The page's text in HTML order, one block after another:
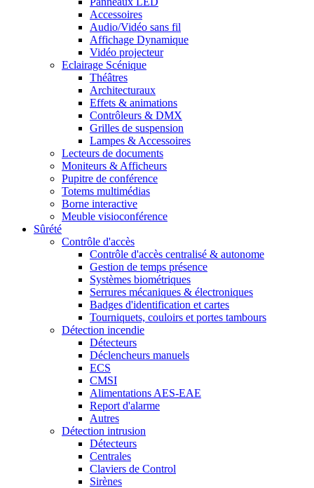
Accessoires
Audio/Vidéo sans fil
Affichage Dynamique
Vidéo projecteur
Eclairage Scénique
Théâtres
Architecturaux
Effets & animations
Contrôleurs & DMX
Grilles de suspension
Lampes & Accessoires
Lecteurs de documents
Moniteurs & Afficheurs
Pupitre de conférence
Totems multimédias
Borne interactive
Meuble visioconférence
Sûrété
Contrôle d'accès
Contrôle d'accès centralisé & autonome
Gestion de temps présence
Systèmes biométriques
Serrures mécaniques & électroniques
Badges d'identification et cartes
Tourniquets, couloirs et portes tambours
Détection incendie
Détecteurs
Déclencheurs manuels
ECS
CMSI
Alimentations AES-EAE
Report d'alarme
Autres
Détection intrusion
Détecteurs
Centrales
Claviers de Control
Sirènes